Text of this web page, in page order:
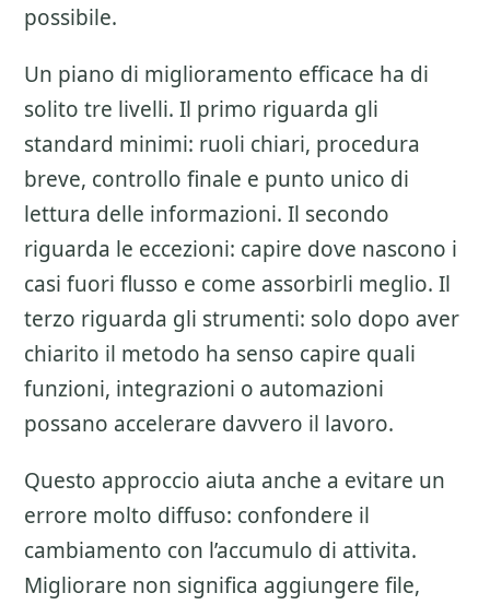
possibile.
Un piano di miglioramento efficace ha di
solito tre livelli. Il primo riguarda gli
standard minimi: ruoli chiari, procedura
breve, controllo finale e punto unico di
lettura delle informazioni. Il secondo
riguarda le eccezioni: capire dove nascono i
casi fuori flusso e come assorbirli meglio. Il
terzo riguarda gli strumenti: solo dopo aver
chiarito il metodo ha senso capire quali
funzioni, integrazioni o automazioni
possano accelerare davvero il lavoro.
Questo approccio aiuta anche a evitare un
errore molto diffuso: confondere il
cambiamento con l’accumulo di attivita.
Migliorare non significa aggiungere file,